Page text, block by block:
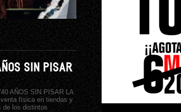
SIN PISAR
AÑOS SIN PISAR LA
física en tiendas y
de los distintos